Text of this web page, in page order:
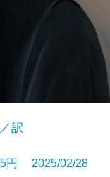
訳
円 2025/02/28